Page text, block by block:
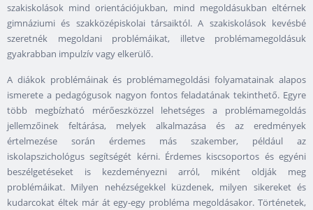
szakiskolások mind orientációjukban, mind megoldásukban eltérnek
gimnáziumi és szakközépiskolai társaiktól. A szakiskolások kevésbé
szeretnék megoldani problémáikat, illetve problémamegoldásuk
gyakrabban impulzív vagy elkerülő.
A diákok problémáinak és problémamegoldási folyamatainak alapos
ismerete a pedagógusok nagyon fontos feladatának tekinthető. Egyre
több megbízható mérőeszközzel lehetséges a problémamegoldás
jellemzőinek feltárása, melyek alkalmazása és az eredmények
értelmezése során érdemes más szakember, például az
iskolapszichológus segítségét kérni. Érdemes kiscsoportos és egyéni
beszélgetéseket is kezdeményezni arról, miként oldják meg
problémáikat. Milyen nehézségekkel küzdenek, milyen sikereket és
kudarcokat éltek már át egy-egy probléma megoldásakor. Történetek,